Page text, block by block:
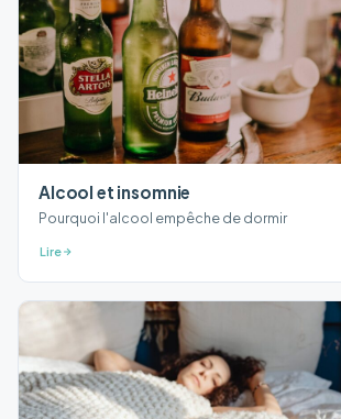
Alcool et insomnie
Pourquoi l'alcool empêche de dormir
Lire